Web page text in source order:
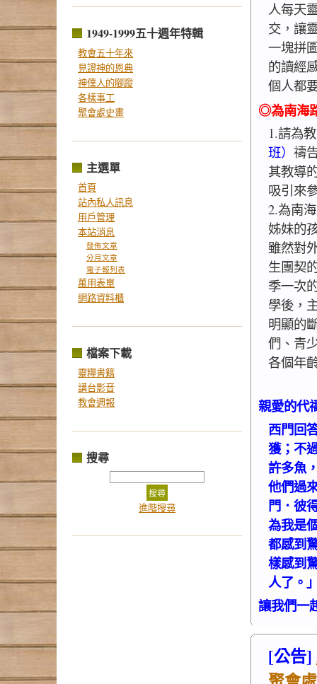
1949-1999五十週年特輯
教會五十年來
見證神的恩典
神僕人的腳蹤
各樣事工
聚會處史畫
主選單
首頁
站內私人訊息
用戶管理
本站消息
發佈文章
分月文章
電子報列表
萬用表單
網路資料櫃
檔案下載
靈糧書籍
講台影音
教會週報
搜尋
進階搜尋
人每天
交，讓
一塊拼
的讀經
個人都
◎為南海
1.請為
班） 禱
其教導
吸引來
2.為南
姊妹的
雖然對
生團契
季一次
學後，
明顯的
們、青
各個年
親愛的代
西門回
獲；不
許多魚
他們過
門．彼
為我是
都感到
樣感到
人了。
讓我們一
[公告]